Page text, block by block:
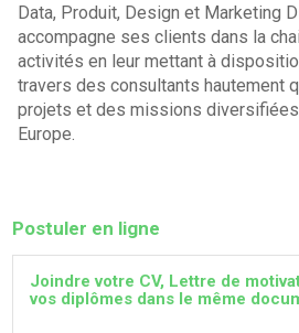
Data, Produit, Design et Marketing
accompagne ses clients dans la
activités en leur mettant à
travers des consultants hautement
projets et des missions
Europe.
Postuler en ligne
Joindre votre CV, Lettre de
vos diplômes dans le même